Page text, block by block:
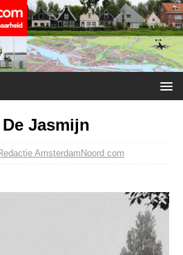
Jasmijn
AmsterdamNoord com